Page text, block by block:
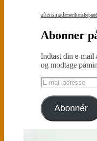
aftensmad
Abonner
Indtast din e-mail
og modtage
E-
mail-
adresse
Abonnér